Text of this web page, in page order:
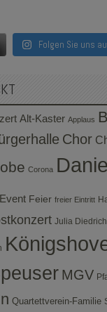
Folgen Sie uns
Alt-Kaster Applaus
Chor
Corona
Event Feier freier Eintritt
Julia Diedrich
MGV
Quartettverein-Familie